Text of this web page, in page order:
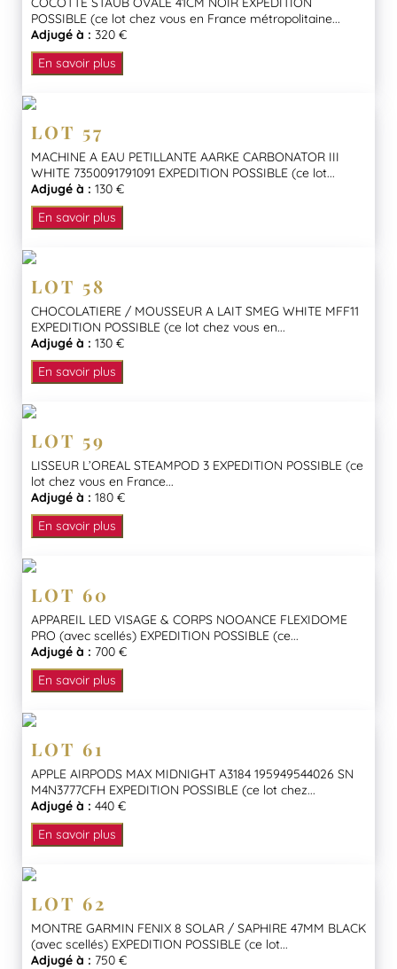
POSSIBLE (ce lot chez vous en France métropolitaine...
Adjugé à : 320 €
En savoir plus
LOT 57
MACHINE A EAU PETILLANTE AARKE CARBONATOR III
WHITE 7350091791091 EXPEDITION POSSIBLE (ce lot...
Adjugé à : 130 €
En savoir plus
LOT 58
CHOCOLATIERE / MOUSSEUR A LAIT SMEG WHITE MFF11
EXPEDITION POSSIBLE (ce lot chez vous en...
Adjugé à : 130 €
En savoir plus
LOT 59
LISSEUR L’OREAL STEAMPOD 3 EXPEDITION POSSIBLE (ce
lot chez vous en France...
Adjugé à : 180 €
En savoir plus
LOT 60
APPAREIL LED VISAGE & CORPS NOOANCE FLEXIDOME
PRO (avec scellés) EXPEDITION POSSIBLE (ce...
Adjugé à : 700 €
En savoir plus
LOT 61
APPLE AIRPODS MAX MIDNIGHT A3184 195949544026 SN
M4N3777CFH EXPEDITION POSSIBLE (ce lot chez...
Adjugé à : 440 €
En savoir plus
LOT 62
MONTRE GARMIN FENIX 8 SOLAR / SAPHIRE 47MM BLACK
(avec scellés) EXPEDITION POSSIBLE (ce lot...
Adjugé à : 750 €